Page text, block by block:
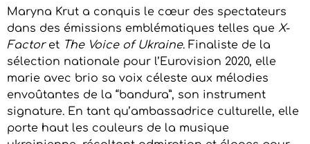
Maryna Krut a conquis le cœur des spectateurs
dans des émissions emblématiques telles que X-
Factoret The Voice of Ukraine. Finaliste de la
sélection nationale pour l’Eurovision 2020, elle
marie avec brio sa voix céleste aux mélodies
envoûtantes de la “bandura”, son instrument
signature. En tant qu’ambassadrice culturelle, elle
porte haut les couleurs de la musique